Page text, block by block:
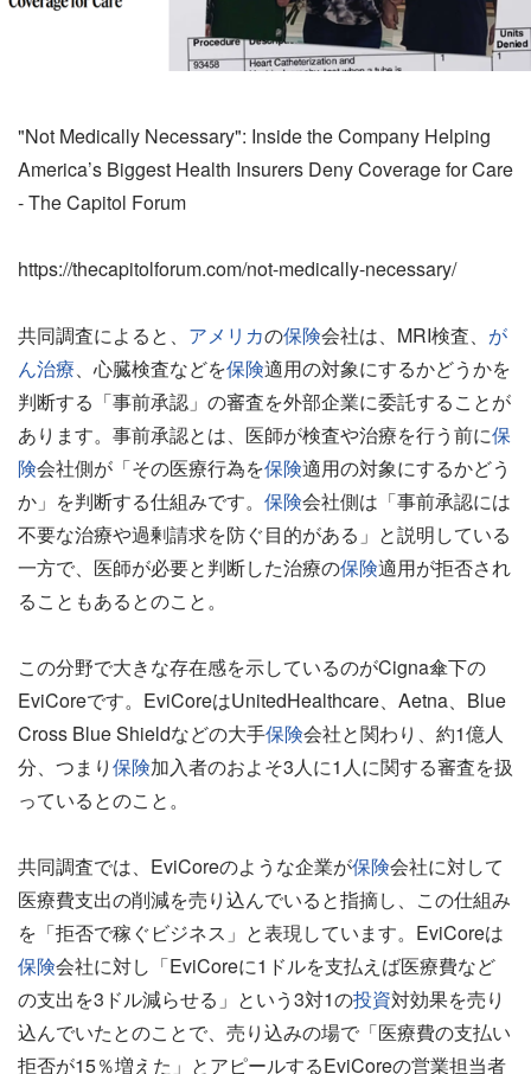
"Not Medically Necessary": Inside the Company Helping
America’s Biggest Health Insurers Deny Coverage for Care
- The Capitol Forum
https://thecapitolforum.com/not-medically-necessary/
共同調査によると、 アメリカの保険会社は、MRI検査、 が
ん治療、心臓検査などを保険適用の対象にするかどうかを
判断する「事前承認」の審査を外部企業に委託することが
あります。事前承認とは、医師が検査や治療を行う前に保
険会社側が「その医療行為を保険適用の対象にするかどう
か」を判断する仕組みです。 保険会社側は「事前承認には
不要な治療や過剰請求を防ぐ目的がある」と説明している
一方で、医師が必要と判断した治療の保険適用が拒否され
ることもあるとのこと。
この分野で大きな存在感を示しているのがCigna傘下の
EviCoreです。EviCoreはUnitedHealthcare、Aetna、Blue
Cross Blue Shieldなどの大手保険会社と関わり、約1億人
分、つまり保険加入者のおよそ3人に1人に関する審査を扱
っているとのこと。
共同調査では、EviCoreのような企業が保険会社に対して
医療費支出の削減を売り込んでいると指摘し、この仕組み
を「拒否で稼ぐビジネス」と表現しています。EviCoreは
保険会社に対し「EviCoreに1ドルを支払えば医療費など
の支出を3ドル減らせる」という3対1の投資対効果を売り
込んでいたとのことで、売り込みの場で「医療費の支払い
拒否が15％増えた」とアピールするEviCoreの営業担当者